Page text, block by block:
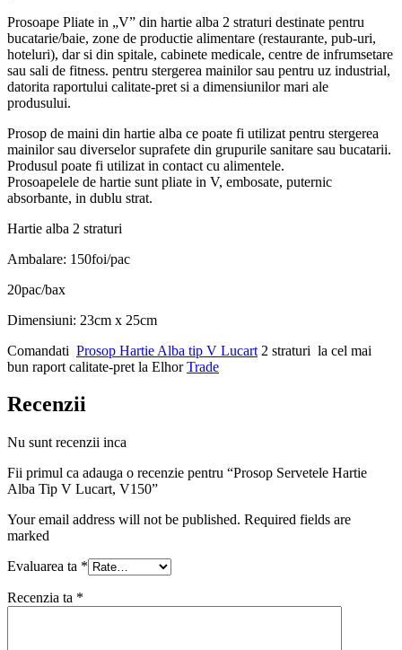
Prosoape Pliate in „V” din hartie alba 2 straturi destinate pentru
bucatarie/baie, zone de productie alimentare (restaurante, pub-uri,
hoteluri), dar si din spitale, cabinete medicale, centre de infrumsetare
sau sali de fitness. pentru stergerea mainilor sau pentru uz industrial,
datorita raportului calitate-pret si a dimensiunilor mari ale
produsului.
Prosop de maini din hartie alba ce poate fi utilizat pentru stergerea
mainilor sau diverselor suprafete din grupurile sanitare sau bucatarii.
Produsul poate fi utilizat in contact cu alimentele.
Prosoapelele de hartie sunt pliate in V, embosate, puternic
absorbante, in dublu strat.
Hartie alba 2 straturi
Ambalare: 150foi/pac
20pac/bax
Dimensiuni: 23cm x 25cm
Comandati Prosop Hartie Alba tip V Lucart 2 straturi la cel mai
bun raport calitate-pret la ElhorTrade
Recenzii
Nu sunt recenzii inca
Fii primul ca adauga o recenzie pentru “Prosop Servetele Hartie
Alba Tip V Lucart, V150”
Your email address will not be published. Required fields are
marked
Evaluarea ta *
Recenzia ta *